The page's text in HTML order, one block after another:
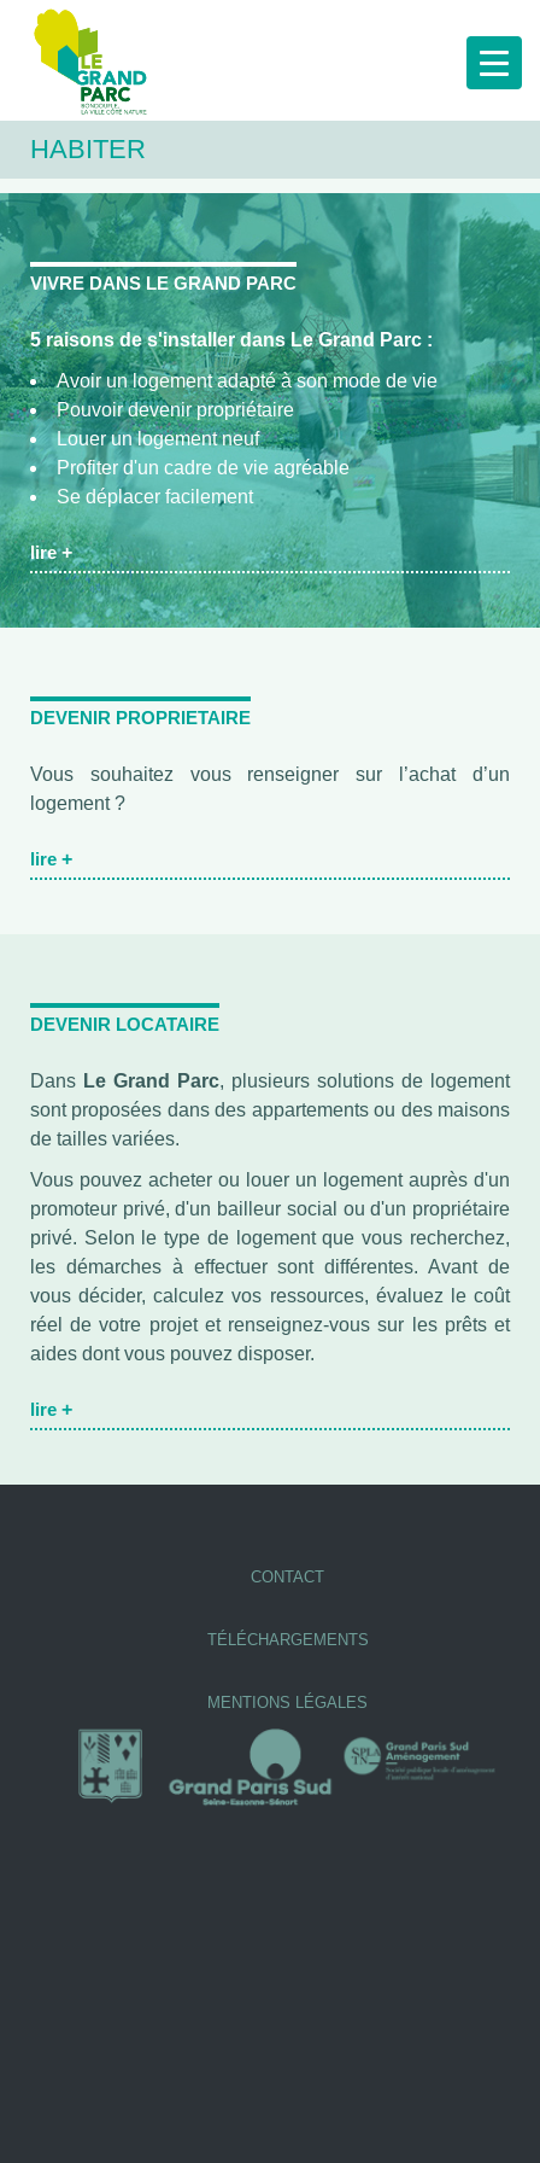
HABITER
VIVRE DANS LE GRAND PARC
5 raisons de s'installer dans Le Grand Parc :
Avoir un logement adapté à son mode de vie
Pouvoir devenir propriétaire
Louer un logement neuf
Profiter d'un cadre de vie agréable
Se déplacer facilement
lire+
DEVENIR PROPRIETAIRE
Vous souhaitez vous renseigner sur l’achat d’un
logement ?
lire +
DEVENIR LOCATAIRE
Dans Le Grand Parc, plusieurs solutions de logement
sont proposées dans des appartements ou des maisons
de tailles variées.
Vous pouvez acheter ou louer un logement auprès d'un
promoteur privé, d'un bailleur social ou d'un propriétaire
privé. Selon le type de logement que vous recherchez,
les démarches à effectuer sont différentes. Avant de
vous décider, calculez vos ressources, évaluez le coût
réel de votre projet et renseignez-vous sur les prêts et
aides dont vous pouvez disposer.
lire +
CONTACT
TÉLÉCHARGEMENTS
MENTIONS LÉGALES